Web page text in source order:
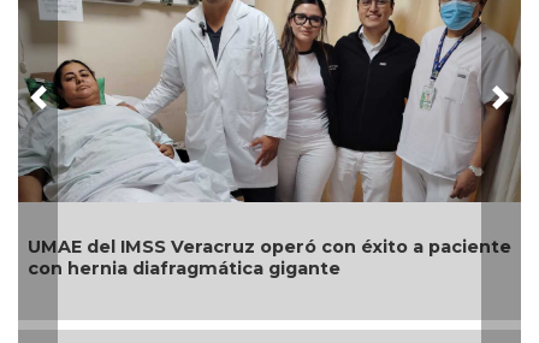
a paciente 🤑💸¿Cuál es el precio del dólar este 07
Previous